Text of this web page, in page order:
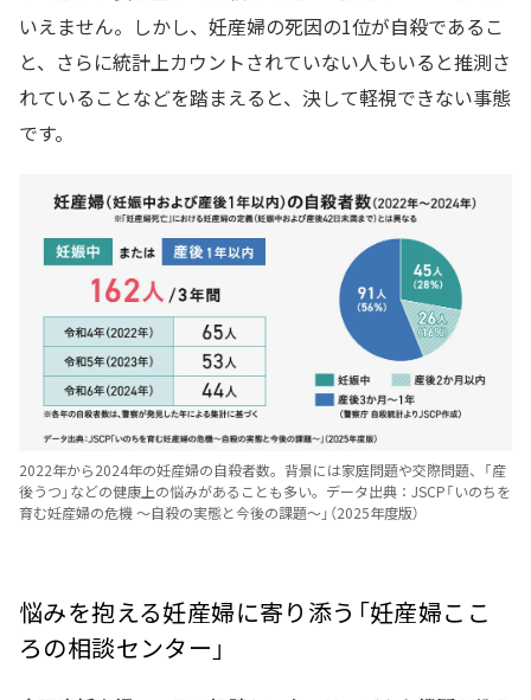
いえません。しかし、妊産婦の死因の1位が自殺であるこ
と、さらに統計上カウントされていない人もいると推測さ
れていることなどを踏まえると、決して軽視できない事態
です。
2022年から2024年の妊産婦の自殺者数。背景には家庭問題や交際問題、「産
後うつ」などの健康上の悩みがあることも多い。データ出典：JSCP「いのちを
育む妊産婦の危機 ～自殺の実態と今後の課題～」（2025年度版）
悩みを抱える妊産婦に寄り添う「妊産婦ここ
ろの相談センター」